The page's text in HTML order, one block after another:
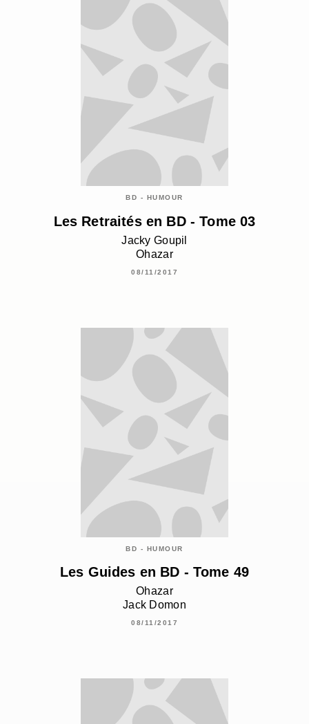
BD - HUMOUR
Les Retraités en BD - Tome 03
Jacky Goupil
Ohazar
08/11/2017
BD - HUMOUR
Les Guides en BD - Tome 49
Ohazar
Jack Domon
08/11/2017